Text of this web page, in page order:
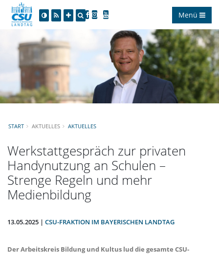
Menü
START AKTUELLES AKTUELLES
Werkstattgespräch zur privaten
Handynutzung an Schulen –
Strenge Regeln und mehr
Medienbildung
13.05.2025 | CSU-FRAKTION IM BAYERISCHEN LANDTAG
Der Arbeitskreis Bildung und Kultus lud die gesamte CSU-